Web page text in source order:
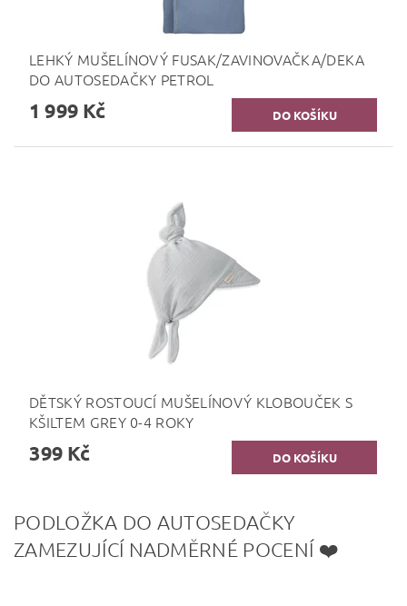
LEHKÝ MUŠELÍNOVÝ FUSAK/ZAVINOVAČKA/DEKA
DO AUTOSEDAČKY PETROL
1 999 Kč
DĚTSKÝ ROSTOUCÍ MUŠELÍNOVÝ KLOBOUČEK S
KŠILTEM GREY 0-4 ROKY
399 Kč
PODLOŽKA DO AUTOSEDAČKY
ZAMEZUJÍCÍ NADMĚRNÉ POCENÍ ❤️